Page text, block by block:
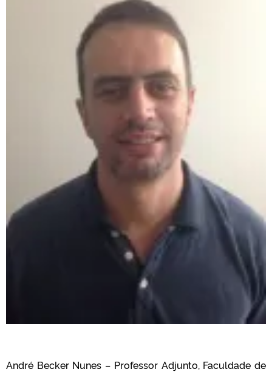
André Becker Nunes – Professor Adjunto, Faculdade de